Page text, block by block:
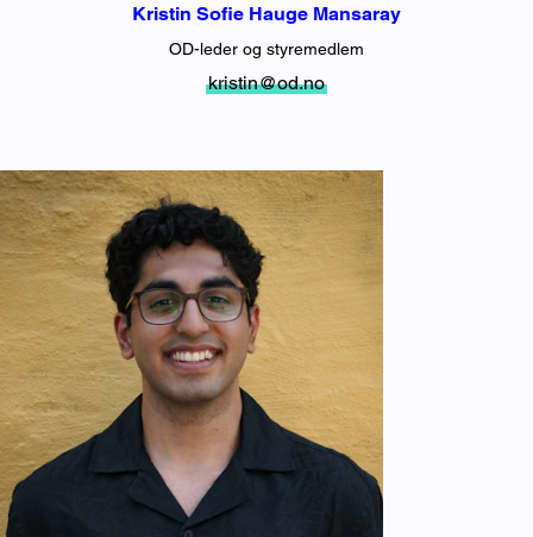
Kristin Sofie Hauge Mansaray
OD-leder og styremedlem
kristin@od.no